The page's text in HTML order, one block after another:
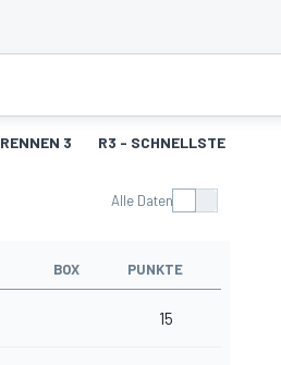
RENNEN 3 R3 - SCHNELLSTE RUNDEN
Alle Daten
BOX PUNKTE
15